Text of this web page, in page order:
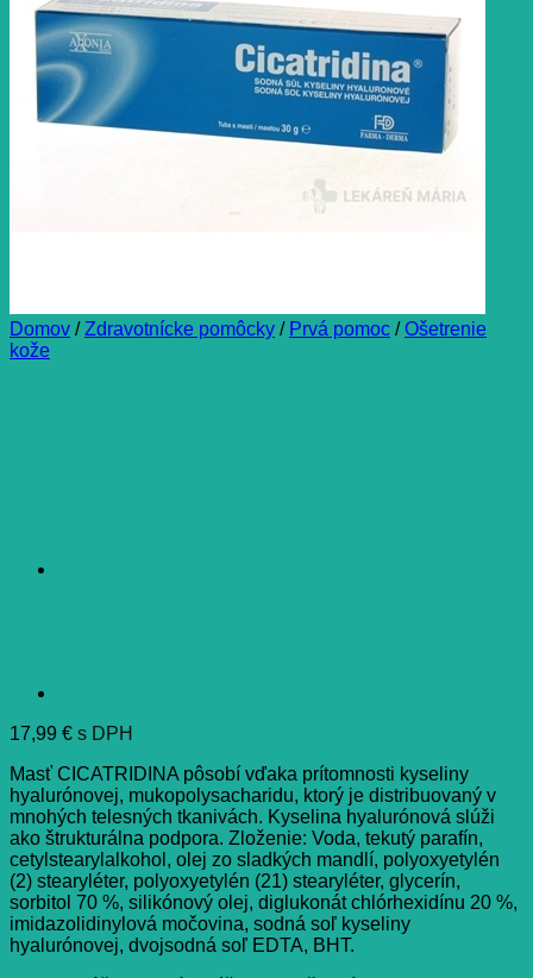
Domov / Zdravotnícke pomôcky / Prvá pomoc / Ošetrenie
kože
17,99 € s DPH
Masť CICATRIDINA pôsobí vďaka prítomnosti kyseliny
hyalurónovej, mukopolysacharidu, ktorý je distribuovaný v
mnohých telesných tkanivách. Kyselina hyalurónová slúži
ako štrukturálna podpora. Zloženie: Voda, tekutý parafín,
cetylstearylalkohol, olej zo sladkých mandlí, polyoxyetylén
(2) stearyléter, polyoxyetylén (21) stearyléter, glycerín,
sorbitol 70 %, silikónový olej, diglukonát chlórhexidínu 20 %,
imidazolidinylová močovina, sodná soľ kyseliny
hyalurónovej, dvojsodná soľ EDTA, BHT.